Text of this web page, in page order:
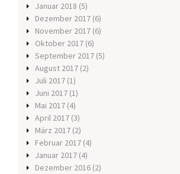
Januar 2018 (5)
Dezember 2017 (6)
November 2017 (6)
Oktober 2017 (6)
September 2017 (5)
August 2017 (2)
Juli 2017 (1)
Juni 2017 (1)
Mai 2017 (4)
April 2017 (3)
März 2017 (2)
Februar 2017 (4)
Januar 2017 (4)
Dezember 2016 (2)